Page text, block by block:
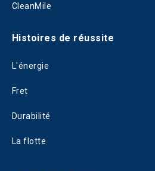
CleanMile
Histoires de réussite
L'énergie
Fret
Durabilité
La flotte